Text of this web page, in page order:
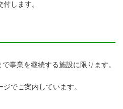
します。
事業を継続する施設に限ります。
でご案内しています。